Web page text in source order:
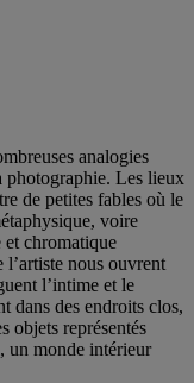
analogies
photographie. Les lieux
de petites fables où le
voire
chromatique
nous ouvrent
l’intime et le
dans des endroits clos,
objets représentés
un monde intérieur